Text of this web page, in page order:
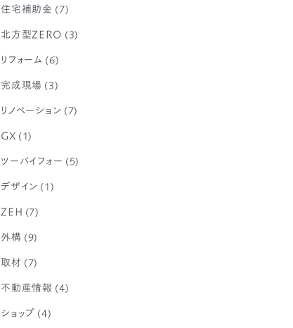
住宅補助金 (7)
北方型ZERO (3)
リフォーム (6)
完成現場 (3)
リノベーション (7)
GX (1)
ツーバイフォー (5)
デザイン (1)
ZEH (7)
外構 (9)
取材 (7)
不動産情報 (4)
ショップ (4)